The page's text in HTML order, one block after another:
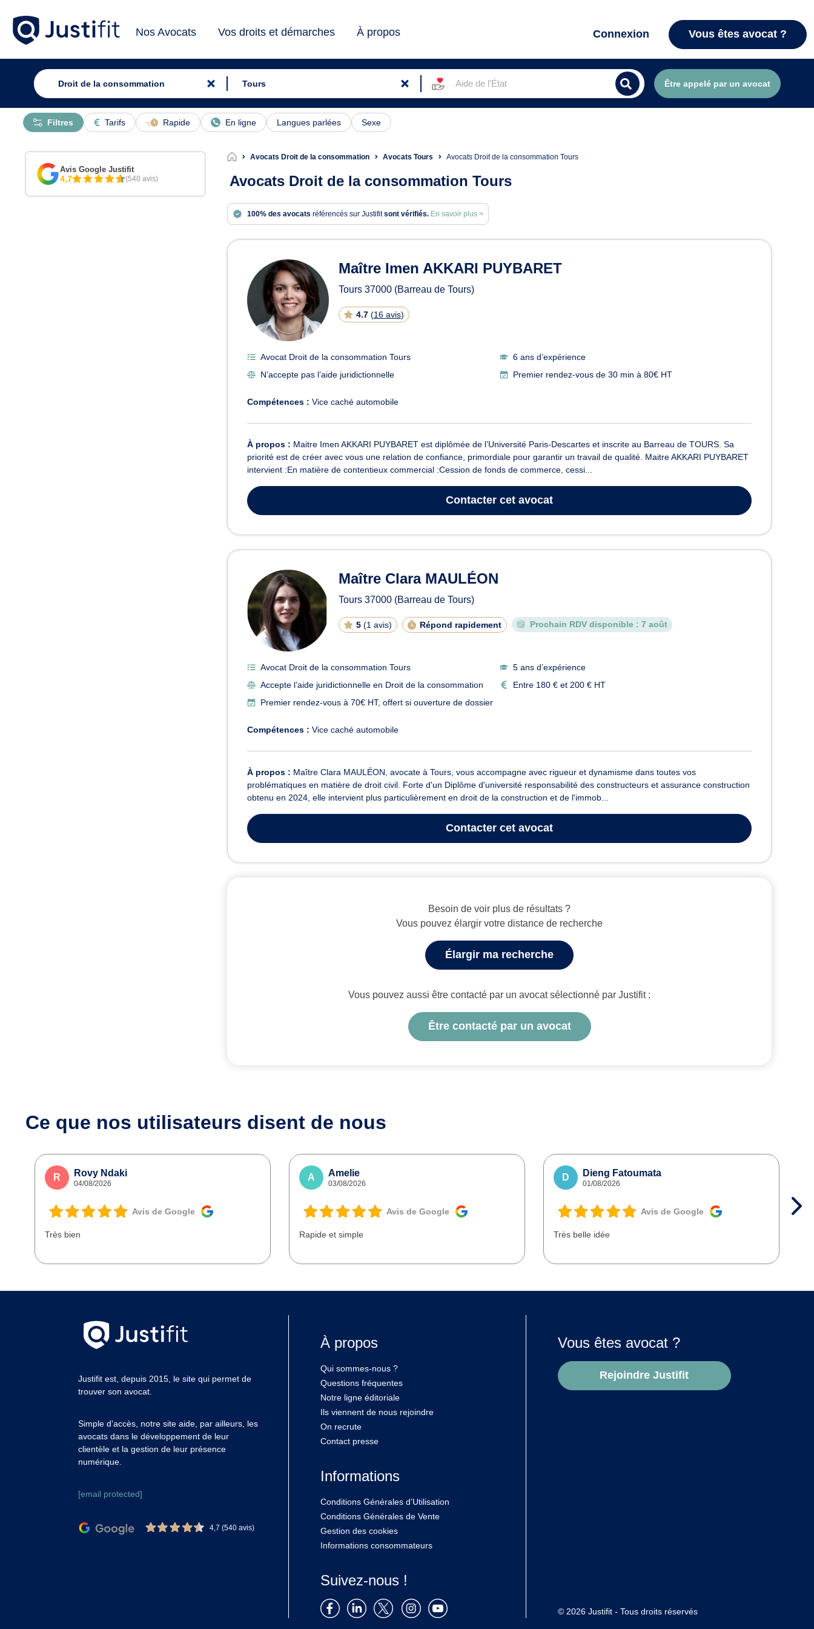
Nos Avocats Vos droits et démarches À propos Connexion Vous êtes avocat ?
Aide de l’État Être appelé par un avocat
Tarifs Rapide En ligne Langues parlées Sexe
Filtres
Avocats Droit de la consommation Avocats Tours Avocats Droit de la consommation Tours
Avocats Droit de la consommation Tours
100% des avocats référencés sur Justifitsont vérifiés. En savoir plus >
Avocats en Droit de la consommation à Tours
Maître Imen AKKARI PUYBARET
Tours 37000 (Barreau de Tours)
4.7 (16 avis)
Avocat Droit de la consommation Tours
6 ans d’expérience
N’accepte pas l’aide juridictionnelle
Premier rendez-vous de 30 min à 80€ HT
Compétences : Vice caché automobile
À propos : Maitre Imen AKKARI PUYBARET est diplômée de l’Université Paris-Descartes et inscrite au Barreau de TOURS. Sa
priorité est de créer avec vous une relation de confiance, primordiale pour garantir un travail de qualité. Maitre AKKARI PUYBARET
intervient :En matière de contentieux commercial :Cession de fonds de commerce, cessi...
Contacter cet avocat
Maître Clara MAULÉON
Tours 37000 (Barreau de Tours)
5 (1 avis) Répond rapidement Prochain RDV disponible : 7 août
Avocat Droit de la consommation Tours
5 ans d’expérience
Accepte l’aide juridictionnelle en Droit de la consommation
Entre 180 € et 200 € HT
Premier rendez-vous à 70€ HT, offert si ouverture de dossier
Compétences : Vice caché automobile
À propos : Maître Clara MAULÉON, avocate à Tours, vous accompagne avec rigueur et dynamisme dans toutes vos
problématiques en matière de droit civil. Forte d'un Diplôme d'université responsabilité des constructeurs et assurance construction
obtenu en 2024, elle intervient plus particulièrement en droit de la construction et de l'immob...
Contacter cet avocat
Besoin de voir plus de résultats ?
Vous pouvez élargir votre distance de recherche
Élargir ma recherche
Vous pouvez aussi être contacté par un avocat sélectionné par Justifit :
Être contacté par un avocat
Avis Google Justifit
4,7 (540 avis)
Ce que nos utilisateurs disent de nous
R Rovy Ndaki
04/08/2026
Avis de Google
Très bien
A Amelie
03/08/2026
Avis de Google
Rapide et simple
D Dieng Fatoumata
01/08/2026
Avis de Google
Très belle idée
Justifit est, depuis 2015, le site qui permet de
trouver son avocat.
Simple d’accès, notre site aide, par ailleurs, les
avocats dans le développement de leur
clientèle et la gestion de leur présence
numérique.
[email protected]
4,7 (540 avis)
À propos
Qui sommes-nous ?
Questions fréquentes
Notre ligne éditoriale
Ils viennent de nous rejoindre
On recrute
Contact presse
Informations
Conditions Générales d’Utilisation
Conditions Générales de Vente
Gestion des cookies
Informations consommateurs
Suivez-nous !
Vous êtes avocat ?
Rejoindre Justifit
© 2026 Justifit - Tous droits réservés